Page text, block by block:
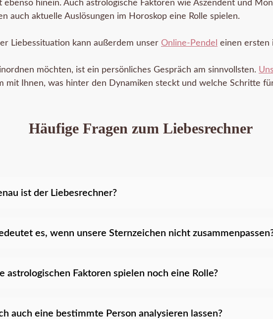
ebenso hinein. Auch astrologische Faktoren wie Aszendent und
auch aktuelle Auslösungen im Horoskop eine Rolle spielen.
Liebessituation kann außerdem unser Online-Pendel einen ersten
möchten, ist ein persönliches Gespräch am sinnvollsten.
mit Ihnen, was hinter den Dynamiken steckt und welche Schritte
Häufige Fragen zum Liebesrechner
ist der Liebesrechner?
es, wenn unsere Sternzeichen nicht
astrologischen Faktoren spielen noch eine Rolle?
auch eine bestimmte Person analysieren lassen?